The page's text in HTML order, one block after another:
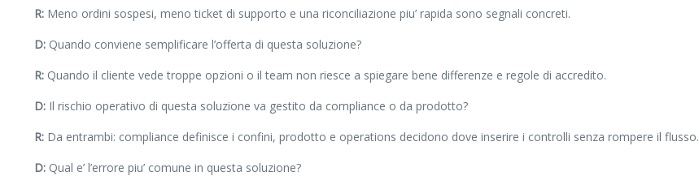
R: Meno ordini sospesi, meno ticket di supporto e una riconciliazione piu’ rapida sono segnali concreti.
D: Quando conviene semplificare l’offerta di questa soluzione?
R: Quando il cliente vede troppe opzioni o il team non riesce a spiegare bene differenze e regole di accredito.
D: Il rischio operativo di questa soluzione va gestito da compliance o da prodotto?
R: Da entrambi: compliance definisce i confini, prodotto e operations decidono dove inserire i controlli senza rompere il flusso.
D: Qual e’ l’errore piu’ comune in questa soluzione?